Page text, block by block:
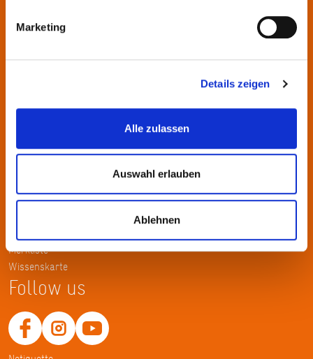
Marketing
Details zeigen
Alle zulassen
Auswahl erlauben
Ablehnen
wechselnden Themen.
Kontakt
KulturRegion FrankfurtRheinMain gGmbH Poststraße 16 60329
Fax: +49 69 2577-1750
Service
Merkliste
Wissenskarte
Follow us